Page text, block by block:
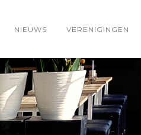
NIEUWS VERENIGINGEN